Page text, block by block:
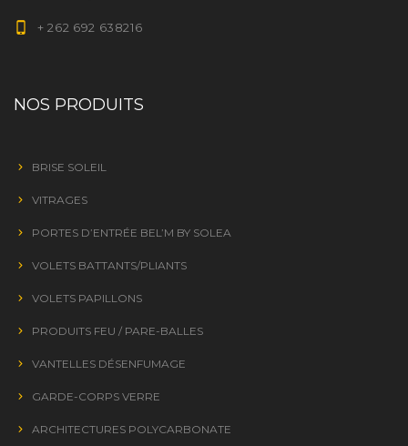
+ 262 692 638216
NOS PRODUITS
BRISE SOLEIL
VITRAGES
PORTES D’ENTRÉE BEL’M BY SOLEA
VOLETS BATTANTS/PLIANTS
VOLETS PAPILLONS
PRODUITS FEU / PARE-BALLES
VANTELLES DÉSENFUMAGE
GARDE-CORPS VERRE
ARCHITECTURES POLYCARBONATE